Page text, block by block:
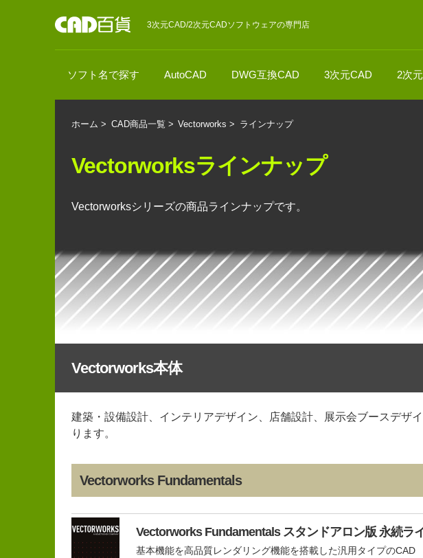
3次元CAD/2次元CADソフトウェアの専門店
ソフト名で探す AutoCAD DWG互換CAD 3次元CAD 2次
ホーム > CAD商品一覧 > Vectorworks > ラインナップ
Vectorworksラインナップ
Vectorworksシリーズの商品ラインナップです。
Vectorworks本体
建築・設備設計、インテリアデザイン、店舗設計、展示会ブースデザ
ります。
Vectorworks Fundamentals
Vectorworks Fundamentals スタンドアロン版 永続ラ
基本機能を高品質レンダリング機能を搭載した汎用タイプのCAD